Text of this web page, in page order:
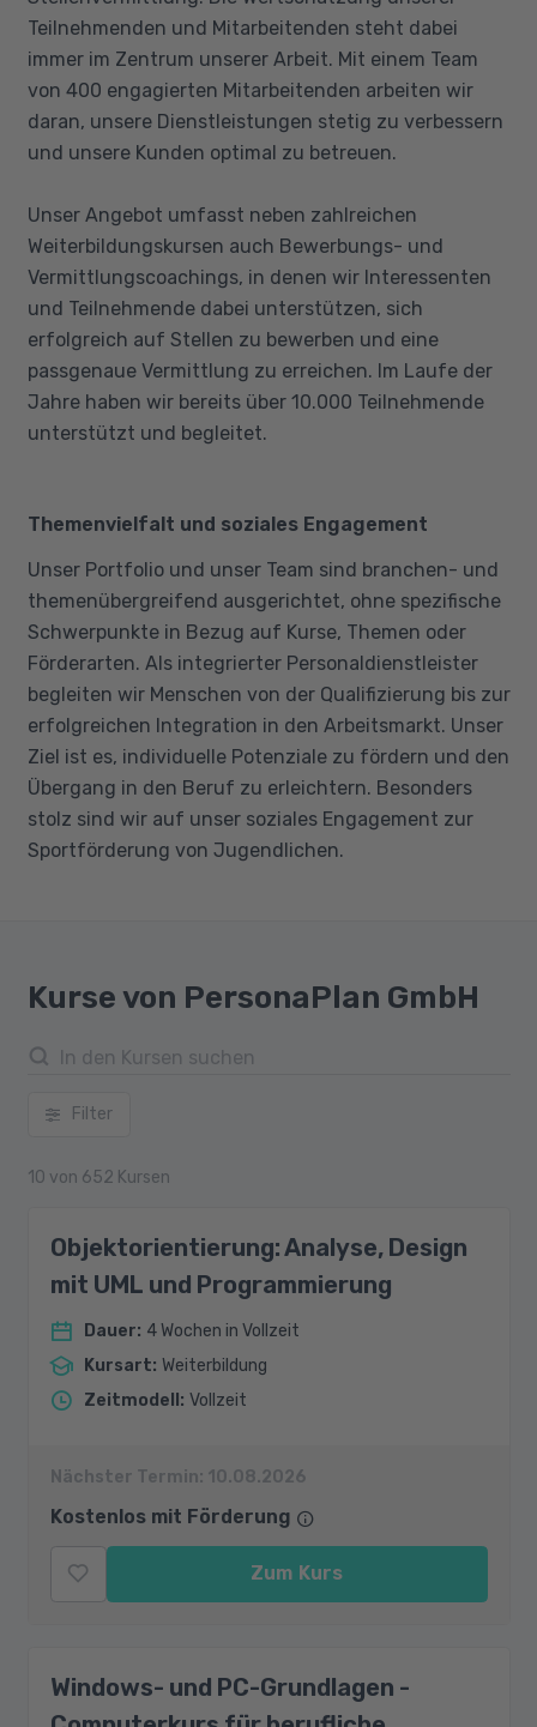
Teilnehmenden und Mitarbeitenden steht dabei
immer im Zentrum unserer Arbeit. Mit einem Team
von 400 engagierten Mitarbeitenden arbeiten wir
daran, unsere Dienstleistungen stetig zu verbessern
und unsere Kunden optimal zu betreuen.
Unser Angebot umfasst neben zahlreichen
Weiterbildungskursen auch Bewerbungs- und
Vermittlungscoachings, in denen wir Interessenten
und Teilnehmende dabei unterstützen, sich
erfolgreich auf Stellen zu bewerben und eine
passgenaue Vermittlung zu erreichen. Im Laufe der
Jahre haben wir bereits über 10.000 Teilnehmende
unterstützt und begleitet.
Themenvielfalt und soziales Engagement
Unser Portfolio und unser Team sind branchen- und
themenübergreifend ausgerichtet, ohne spezifische
Schwerpunkte in Bezug auf Kurse, Themen oder
Förderarten. Als integrierter Personaldienstleister
begleiten wir Menschen von der Qualifizierung bis zur
erfolgreichen Integration in den Arbeitsmarkt. Unser
Ziel ist es, individuelle Potenziale zu fördern und den
Übergang in den Beruf zu erleichtern. Besonders
stolz sind wir auf unser soziales Engagement zur
Sportförderung von Jugendlichen.
Kurse von PersonaPlan GmbH
Filter
10 von 652 Kursen
Objektorientierung: Analyse, Design
mit UML und Programmierung
Dauer: 4 Wochen in Vollzeit
Kursart: Weiterbildung
Zeitmodell : Vollzeit
Nächster Termin: 10.08.2026
Kostenlos mit Förderung
Zum Kurs
Windows- und PC-Grundlagen -